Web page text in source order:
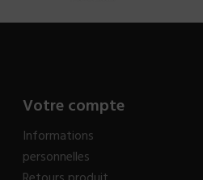
Votre compte
Informations
personnelles